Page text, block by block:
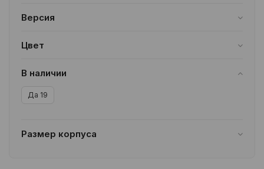
Версия
Все
Цвет
Все
В наличии
Да 19
Размер корпуса